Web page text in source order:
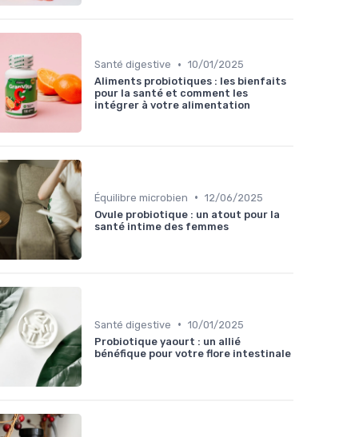
Santé digestive • 10/01/2025
Aliments probiotiques : les bienfaits
pour la santé et comment les
intégrer à votre alimentation
Équilibre microbien • 12/06/2025
Ovule probiotique : un atout pour la
santé intime des femmes
Santé digestive • 10/01/2025
Probiotique yaourt : un allié
bénéfique pour votre flore intestinale